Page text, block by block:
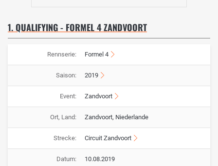
1. QUALIFYING - FORMEL 4 ZANDVOORT
Rennserie: Formel 4
Saison: 2019
Event: Zandvoort
Ort, Land: Zandvoort, Niederlande
Strecke: Circuit Zandvoort
Datum: 10.08.2019